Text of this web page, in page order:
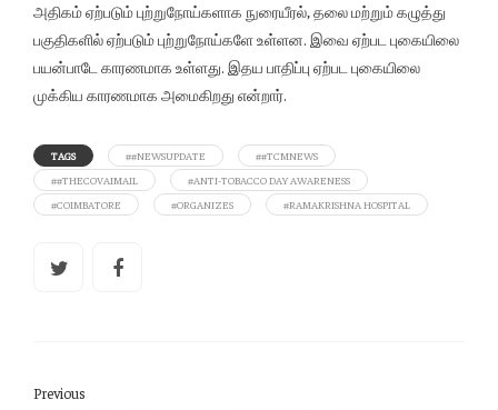
அதிகம் ஏற்படும் புற்றுநோய்களாக நுரையீரல், தலை மற்றும் கழுத்து
பகுதிகளில் ஏற்படும் புற்றுநோய்களே உள்ளன. இவை ஏற்பட புகையிலை
பயன்பாடே காரணமாக உள்ளது. இதய பாதிப்பு ஏற்பட புகையிலை
முக்கிய காரணமாக அமைகிறது என்றார்.
TAGS ##NEWSUPDATE
##TCMNEWS
##THECOVAIMAIL
#ANTI-TOBACCO DAY AWARENESS
#COIMBATORE
#ORGANIZES #RAMAKRISHNA HOSPITAL
Previous